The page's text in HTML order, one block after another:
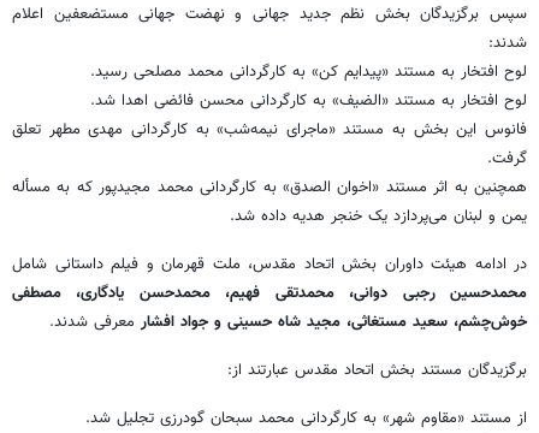
سپس برگزیدگان بخش نظم جدید جهانی و نهضت جهانی مستضعفین اعلام
شدند:
لوح افتخار به مستند «پیدایم کن» به کارگردانی محمد مصلحی رسید.
لوح افتخار به مستند «الضیف» به کارگردانی محسن فائضی اهدا شد.
فانوس این بخش به مستند «ماجرای نیمه‌شب» به کارگردانی مهدی مطهر تعلق
گرفت.
همچنین به اثر مستند «اخوان الصدق» به کارگردانی محمد مجیدپور که به مسأله
یمن و لبنان می‌پردازد یک خنجر هدیه داده شد.
در ادامه هیئت داوران بخش اتحاد مقدس، ملت قهرمان و فیلم داستانی شامل
محمدحسین رجبی دوانی، محمدتقی فهیم، محمدحسن یادگاری، مصطفی
خوش‌چشم، سعید مستغاثی، مجید شاه حسینی و جواد افشار معرفی شدند.
برگزیدگان مستند بخش اتحاد مقدس عبارتند از:
از مستند «مقاوم شهر» به کارگردانی محمد سبحان گودرزی تجلیل شد.